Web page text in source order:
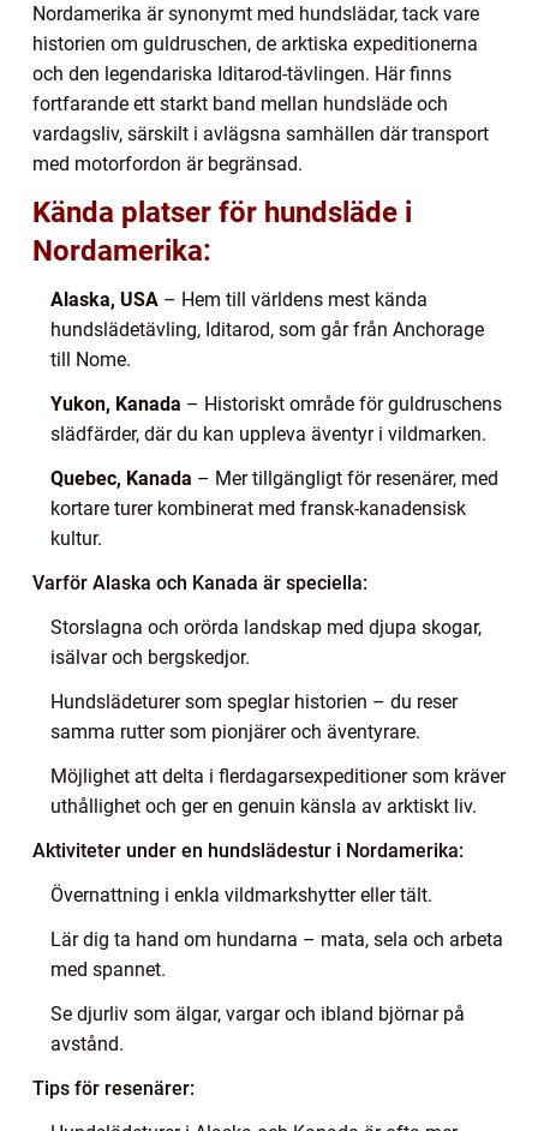
Nordamerika är synonymt med hundslädar, tack vare
historien om guldruschen, de arktiska expeditionerna
och den legendariska Iditarod-tävlingen. Här finns
fortfarande ett starkt band mellan hundsläde och
vardagsliv, särskilt i avlägsna samhällen där transport
med motorfordon är begränsad.
Kända platser för hundsläde i
Nordamerika:
Alaska, USA – Hem till världens mest kända
hundslädetävling, Iditarod, som går från Anchorage
till Nome.
Yukon, Kanada – Historiskt område för guldruschens
slädfärder, där du kan uppleva äventyr i vildmarken.
Quebec, Kanada – Mer tillgängligt för resenärer, med
kortare turer kombinerat med fransk-kanadensisk
kultur.
Varför Alaska och Kanada är speciella:
Storslagna och orörda landskap med djupa skogar,
isälvar och bergskedjor.
Hundslädeturer som speglar historien – du reser
samma rutter som pionjärer och äventyrare.
Möjlighet att delta i flerdagarsexpeditioner som kräver
uthållighet och ger en genuin känsla av arktiskt liv.
Aktiviteter under en hundslädestur i Nordamerika:
Övernattning i enkla vildmarkshytter eller tält.
Lär dig ta hand om hundarna – mata, sela och arbeta
med spannet.
Se djurliv som älgar, vargar och ibland björnar på
avstånd.
Tips för resenärer: